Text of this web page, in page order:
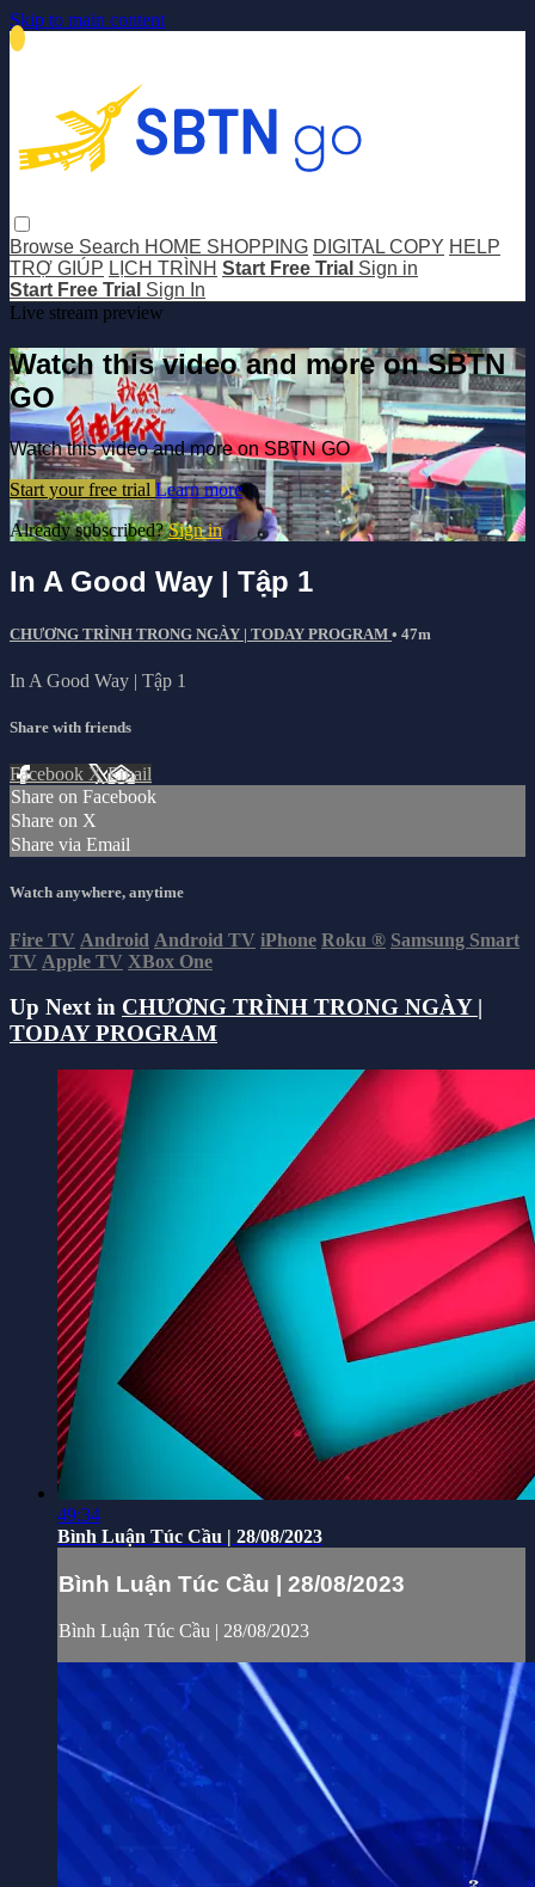
Skip to main content
Browse Search HOME SHOPPING DIGITAL COPY HELP
TRỢ GIÚP LỊCH TRÌNH Start Free Trial Sign in
Start Free Trial Sign In
Live stream preview
Watch this video and more on SBTN
GO
Watch this video and more on SBTN GO
Start your free trial Learn more
Already subscribed?Sign in
In A Good Way | Tập 1
CHƯƠNG TRÌNH TRONG NGÀY | TODAY PROGRAM • 47m
In A Good Way | Tập 1
Share with friends
Facebook XEmail
Share on Facebook
Share on X
Share via Email
Watch anywhere, anytime
Fire TV Android Android TV iPhone Roku ® Samsung Smart
TV Apple TV XBox One
Up Next in CHƯƠNG TRÌNH TRONG NGÀY |
TODAY PROGRAM
49:34
Bình Luận Túc Cầu | 28/08/2023
Bình Luận Túc Cầu | 28/08/2023
Bình Luận Túc Cầu | 28/08/2023